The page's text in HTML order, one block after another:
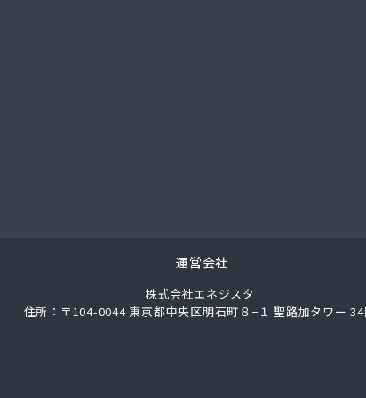
燃料株式会社 上浦出張所
燃料株式会社 松山営業所
運営会社
株式会社エネジスタ
住所：〒104-0044 東京都中央区明石町８−１ 聖路加タワー